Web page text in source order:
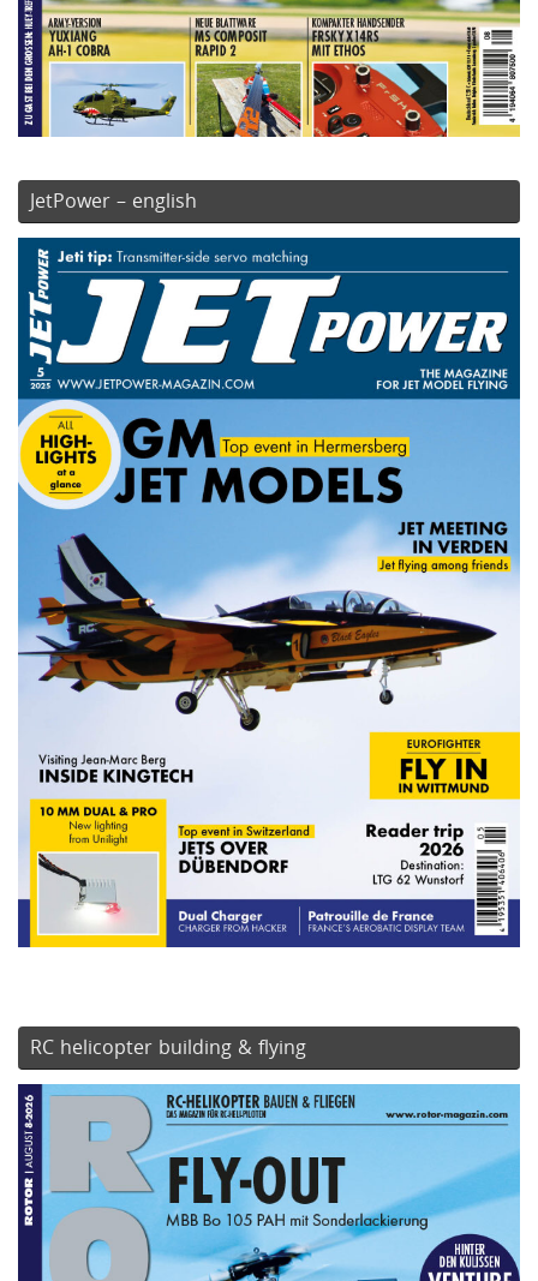
JetPower – english
RC helicopter building & flying